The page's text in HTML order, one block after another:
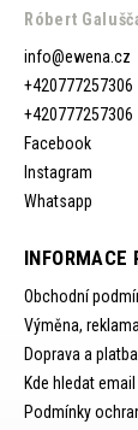
Róbert
info@ewena.cz
+420777257306
+420777257306
Facebook
Instagram
Whatsapp
INFORMACE
Obchodní
Výměna,
Doprava a platba
Kde hledat
Podmínky